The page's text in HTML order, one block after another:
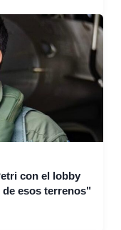
con el lobby
esos terrenos"